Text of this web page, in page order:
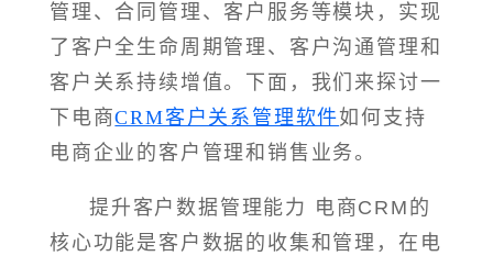
管理、合同管理、客户服务等模块，实现
了客户全生命周期管理、客户沟通管理和
客户关系持续增值。下面，我们来探讨一
下电商CRM客户关系管理软件如何支持
电商企业的客户管理和销售业务。
提升客户数据管理能力 电商CRM的
核心功能是客户数据的收集和管理，在电